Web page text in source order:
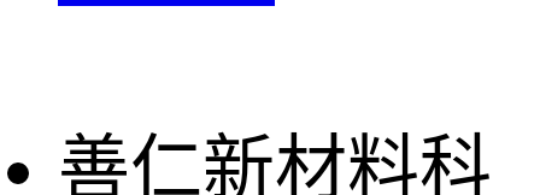
善仁新材料科